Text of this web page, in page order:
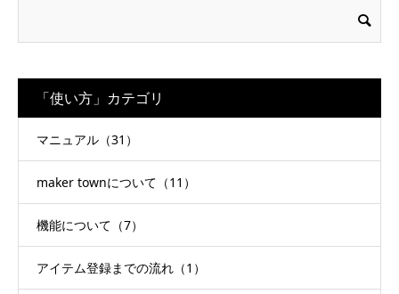
「使い方」カテゴリ
マニュアル（31）
maker townについて（11）
機能について（7）
アイテム登録までの流れ（1）